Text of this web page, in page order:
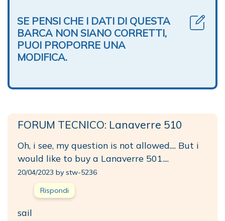
SE PENSI CHE I DATI DI QUESTA
BARCA NON SIANO CORRETTI,
PUOI PROPORRE UNA
MODIFICA.
FORUM TECNICO: Lanaverre 510
Oh, i see, my question is not allowed.... But i
would like to buy a Lanaverre 501....
20/04/2023 by stw-5236
Rispondi
sail